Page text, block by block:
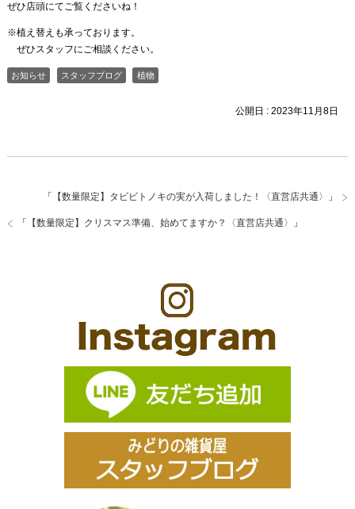
ぜひ店頭にてご覧くださいね！
※植え替えも承っております。
ぜひスタッフにご相談ください。
お知らせ スタッフブログ 植物
公開日 :2023年11月8日
「 【数量限定】タビビトノキの実が入荷しました！〈直営店共通〉 」
「 【数量限定】クリスマス準備、始めてますか？〈直営店共通〉 」